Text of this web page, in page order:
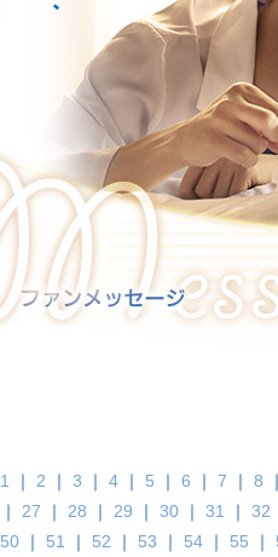
1 ｜ 2 ｜ 3 ｜ 4 ｜ 5 ｜ 6 ｜ 7 ｜ 8
｜ 27 ｜ 28 ｜ 29 ｜ 30 ｜ 31 ｜ 32
50 ｜ 51 ｜ 52 ｜ 53 ｜ 54 ｜ 55 ｜